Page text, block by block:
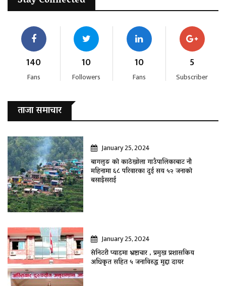
140
Fans
10
Followers
10
Fans
5
Subscriber
ताजा समाचार
January 25, 2024
बागलुङ काे काठेखोला गाउँपालिकाबाट नौ
महिनामा ६८ परिवारका दुई सय ५२ जनाकाे
बसाइँसराई
January 25, 2024
सेनिटरी प्याडमा भ्रष्टाचार , प्रमुख प्रशासकिय
अधिकृत सहित ५ जनाविरुद्ध मुद्दा दायर